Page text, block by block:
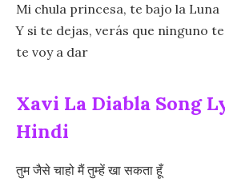
Mi chula princesa, te bajo la Luna
Y si te dejas, verás que ninguno
te voy a dar
Xavi La Diabla Song
Hindi
तुम जैसे चाहो मैं तुम्हें खा सकता हूँ